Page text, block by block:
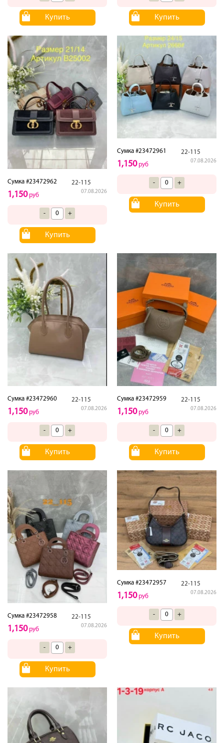
Купить Купить
Сумка #23472962 22-115
07.08.2026
1,150руб
- +
Купить
Сумка #23472961 22-115
07.08.2026
1,150руб
- +
Купить
Сумка #23472960 22-115
07.08.2026
1,150руб
- +
Купить
Сумка #23472959 22-115
07.08.2026
1,150руб
- +
Купить
Сумка #23472958 22-115
07.08.2026
1,150руб
- +
Купить
Сумка #23472957 22-115
07.08.2026
1,150руб
- +
Купить